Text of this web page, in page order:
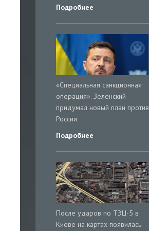
Подробнее
«Специальная санкционная
операция». Зеленский
придумал новый план против
России
Подробнее
После ударов по ТЭЦ-5 в
Киеве на картах появилась